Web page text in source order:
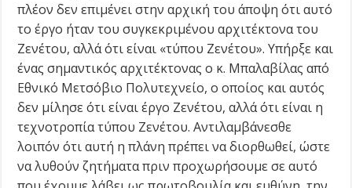
πλέον δεν επιμένει στην αρχική του άποψη ότι αυτό
το έργο ήταν του συγκεκριμένου αρχιτέκτονα του
Ζενέτου, αλλά ότι είναι «τύπου Ζενέτου». Υπήρξε και
ένας σημαντικός αρχιτέκτονας ο κ. Μπαλαβίλας από
Εθνικό Μετσόβιο Πολυτεχνείο, ο οποίος και αυτός
δεν μίλησε ότι είναι έργο Ζενέτου, αλλά ότι είναι η
τεχνοτροπία τύπου Ζενέτου. Αντιλαμβάνεσθε
λοιπόν ότι αυτή η πλάνη πρέπει να διορθωθεί, ώστε
να λυθούν ζητήματα πριν προχωρήσουμε σε αυτό